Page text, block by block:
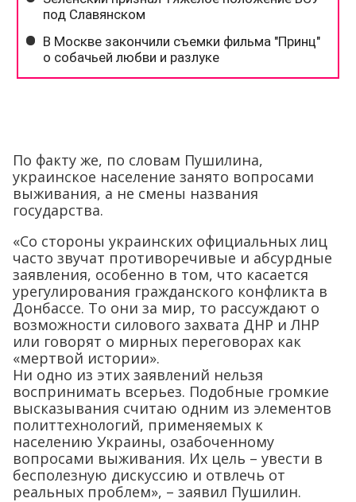
По факту же, по словам Пушилина,
украинское население занято вопросами
выживания, а не смены названия
государства.
«Со стороны украинских официальных лиц
часто звучат противоречивые и абсурдные
заявления, особенно в том, что касается
урегулирования гражданского конфликта в
Донбассе. То они за мир, то рассуждают о
возможности силового захвата ДНР и ЛНР
или говорят о мирных переговорах как
«мертвой истории».
Ни одно из этих заявлений нельзя
воспринимать всерьез. Подобные громкие
высказывания считаю одним из элементов
политтехнологий, применяемых к
населению Украины, озабоченному
вопросами выживания. Их цель – увести в
бесполезную дискуссию и отвлечь от
реальных проблем», – заявил Пушилин.